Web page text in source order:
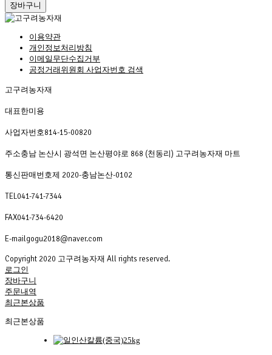
장바구니
이용약관
개인정보처리방침
이메일무단수집거부
공정거래위원회 사업자번호 검색
고구려농자재
대표한미용
사업자번호814-15-00820
주소충남 논산시 광석면 논산평야로 868 (천동리) 고구려농자재 마트
통신판매번호제 2020-충남논산-0102
TEL041-741-7344
FAX041-734-6420
E-mailgogu2018@naver.com
Copyright 2020 고구려농자재 All rights reserved.
로그인
장바구니
주문내역
최근본상품
최근본상품